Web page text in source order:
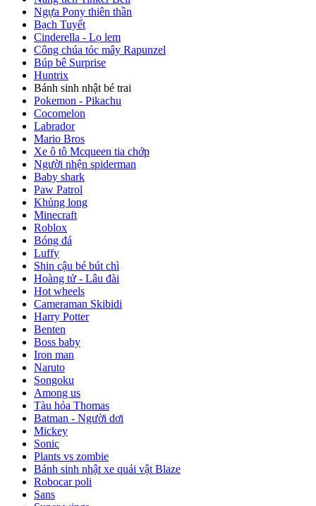
Ngựa Pony thiên thần
Bạch Tuyết
Cinderella - Lọ lem
Công chúa tóc mây Rapunzel
Búp bê Surprise
Huntrix
Bánh sinh nhật bé trai
Pokemon - Pikachu
Cocomelon
Labrador
Mario Bros
Xe ô tô Mcqueen tia chớp
Người nhện spiderman
Baby shark
Paw Patrol
Khủng long
Minecraft
Roblox
Bóng đá
Luffy
Shin cậu bé bút chì
Hoàng tử - Lâu đài
Hot wheels
Cameraman Skibidi
Harry Potter
Benten
Boss baby
Iron man
Naruto
Songoku
Among us
Tàu hỏa Thomas
Batman - Người dơi
Mickey
Sonic
Plants vs zombie
Bánh sinh nhật xe quái vật Blaze
Robocar poli
Sans